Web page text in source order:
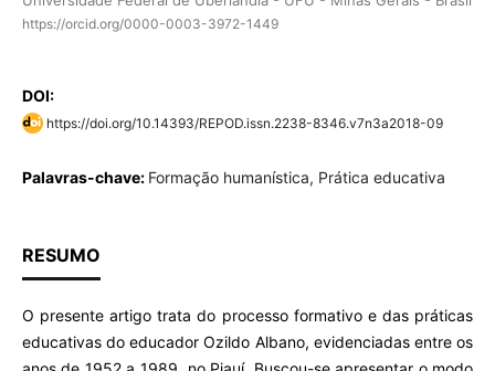
https://orcid.org/0000-0003-3972-1449
DOI:
https://doi.org/10.14393/REPOD.issn.2238-8346.v7n3a2018-09
Palavras-chave: Formação humanística, Prática educativa
RESUMO
O presente artigo trata do processo formativo e das práticas
educativas do educador Ozildo Albano, evidenciadas entre os